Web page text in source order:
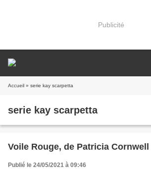
Publicité
Accueil » serie kay scarpetta
serie kay scarpetta
Voile Rouge, de Patricia Cornwell
Publié le 24/05/2021 à 09:46